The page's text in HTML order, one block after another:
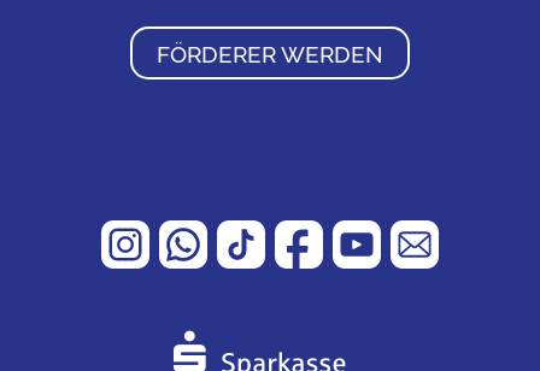
FÖRDERER WERDEN